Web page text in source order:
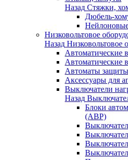
Назад Стяжки,
Дюбель-
Низковольтовое
Назад Низковольтовое
Автоматические
Автоматические
Автоматы защиты
Аксессуары для
Выключатели
Назад
Блоки
(АВР)